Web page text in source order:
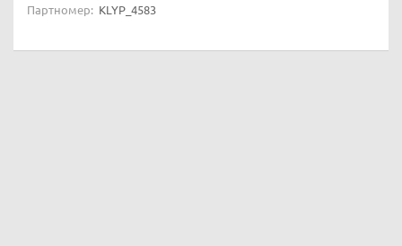
Партномер: KLYP_4583